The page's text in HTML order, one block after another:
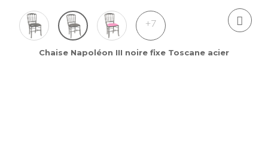
+7
Chaise Napoléon III noire fixe Toscane acier